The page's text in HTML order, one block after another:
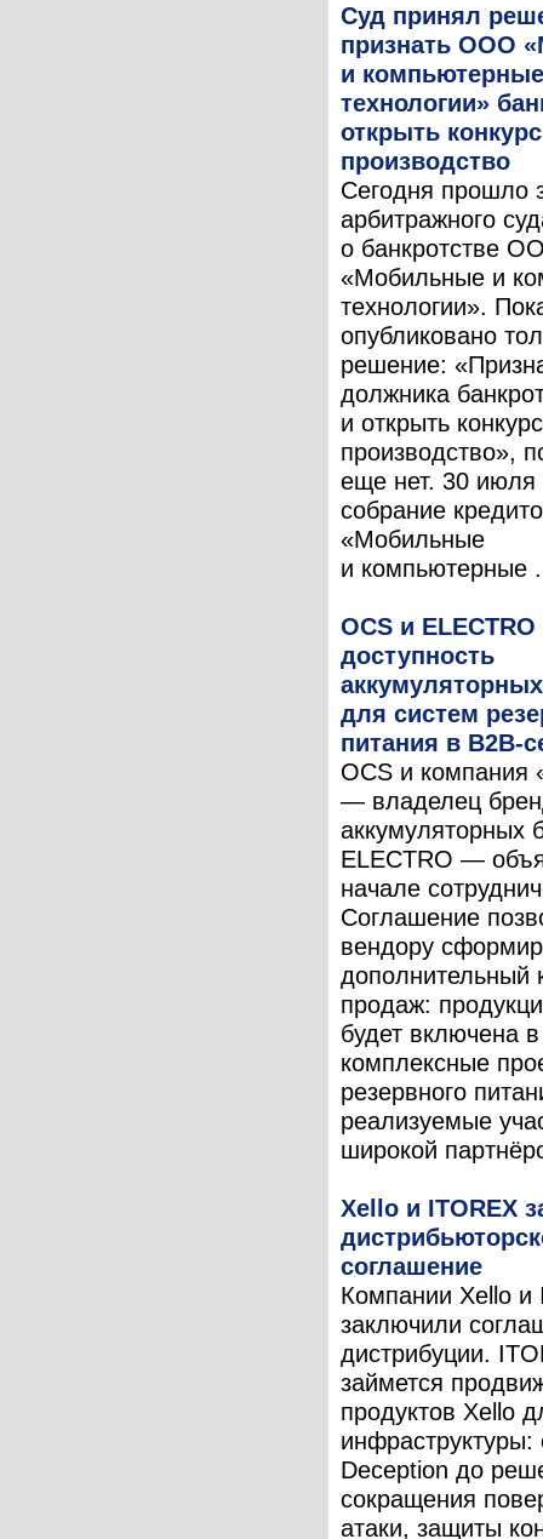
Суд принял
признать ООО
и компьютерные
технологии»
открыть
производство
Сегодня прошло
арбитражного
о банкротстве
«Мобильные и
технологии».
опубликовано
решение:
должника
и открыть
производство»,
еще нет. 30 июля
собрание
«Мобильные
и компьютерные
OCS и
доступность
для систем
питания в B2B-
OCS и компания
— владелец
аккумуляторных
ELECTRO —
начале
Соглашение
вендору
дополнительный
продаж:
будет включена в
комплексные
резервного
реализуемые
широкой
Xello и ITOREX
соглашение
Компании Xello и
заключили
дистрибуции.
займется
продуктов Xello
инфраструктуры:
Deception до
сокращения
атаки, защиты